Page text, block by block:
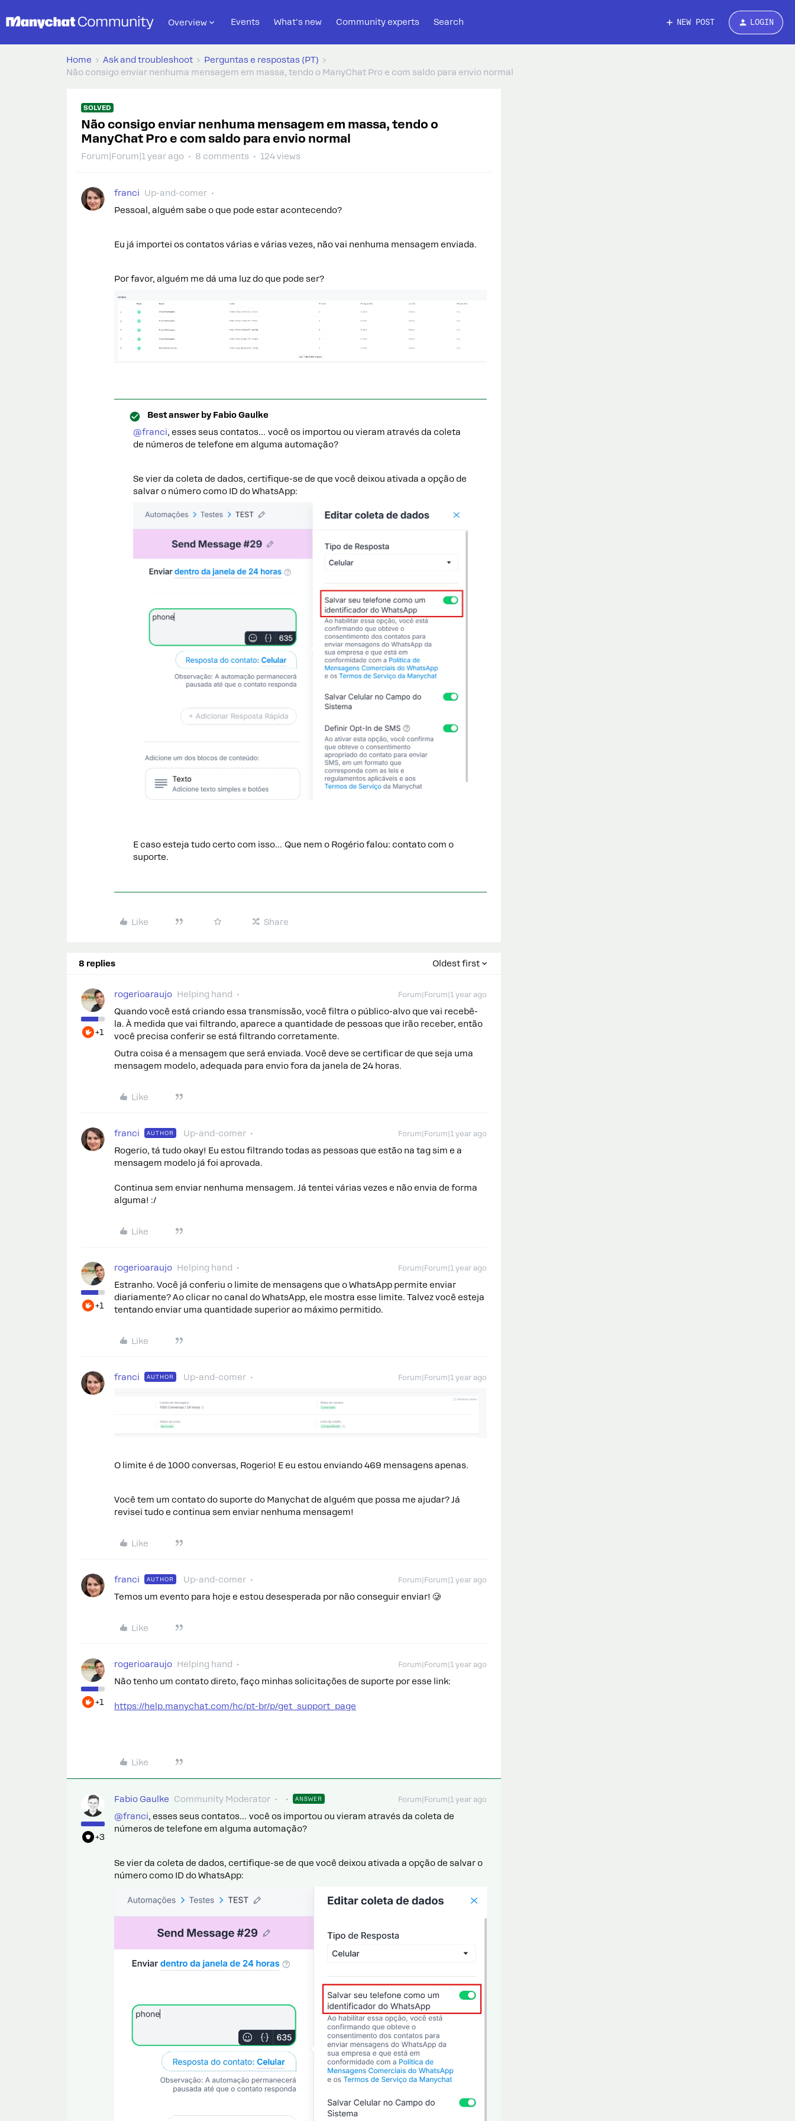
Overview Events What's new Community experts Search NEW POST LOGIN
Home Ask and troubleshoot
Perguntas e respostas (PT)
Não consigo enviar nenhuma mensagem em massa, tendo o ManyChat Pro e com saldo para envio normal
SOLVED
Não consigo enviar nenhuma mensagem em massa, tendo o
ManyChat Pro e com saldo para envio normal
Forum|Forum|1 year ago 8 comments 124 views
franci
Up-and-comer
Pessoal, alguém sabe o que pode estar acontecendo?
Eu já importei os contatos várias e várias vezes, não vai nenhuma mensagem enviada.
Por favor, alguém me dá uma luz do que pode ser?
Best answer by Fabio Gaulke
@franci, esses seus contatos… você os importou ou vieram através da coleta
de números de telefone em alguma automação?
Se vier da coleta de dados, certifique-se de que você deixou ativada a opção de
salvar o número como ID do WhatsApp:
E caso esteja tudo certo com isso… Que nem o Rogério falou: contato com o
suporte.
Like Share
8 replies Oldest first
+1
rogerioaraujo Helping hand Forum|Forum|1 year ago
Quando você está criando essa transmissão, você filtra o público-alvo que vai recebê-
la. À medida que vai filtrando, aparece a quantidade de pessoas que irão receber, então
você precisa conferir se está filtrando corretamente.
Outra coisa é a mensagem que será enviada. Você deve se certificar de que seja uma
mensagem modelo, adequada para envio fora da janela de 24 horas.
Like
franci AUTHOR Up-and-comer Forum|Forum|1 year ago
Rogerio, tá tudo okay! Eu estou filtrando todas as pessoas que estão na tag sim e a
mensagem modelo já foi aprovada.
Continua sem enviar nenhuma mensagem. Já tentei várias vezes e não envia de forma
alguma! :/
Like
+1
rogerioaraujo Helping hand Forum|Forum|1 year ago
Estranho. Você já conferiu o limite de mensagens que o WhatsApp permite enviar
diariamente? Ao clicar no canal do WhatsApp, ele mostra esse limite. Talvez você esteja
tentando enviar uma quantidade superior ao máximo permitido.
Like
franci AUTHOR Up-and-comer Forum|Forum|1 year ago
O limite é de 1000 conversas, Rogerio! E eu estou enviando 469 mensagens apenas.
Você tem um contato do suporte do Manychat de alguém que possa me ajudar? Já
revisei tudo e continua sem enviar nenhuma mensagem!
Like
franci AUTHOR Up-and-comer Forum|Forum|1 year ago
Temos um evento para hoje e estou desesperada por não conseguir enviar! 🥲
Like
+1
rogerioaraujo Helping hand Forum|Forum|1 year ago
Não tenho um contato direto, faço minhas solicitações de suporte por esse link:
https://help.manychat.com/hc/pt-br/p/get_support_page
Like
+3
Fabio Gaulke Community Moderator ANSWER Forum|Forum|1 year ago
@franci, esses seus contatos… você os importou ou vieram através da coleta de
números de telefone em alguma automação?
Se vier da coleta de dados, certifique-se de que você deixou ativada a opção de salvar o
número como ID do WhatsApp: